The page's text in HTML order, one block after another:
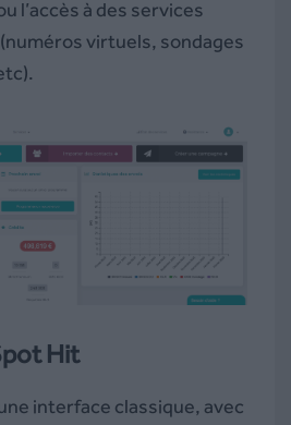
l’accès à des services
virtuels, sondages
Hit
interface classique, avec